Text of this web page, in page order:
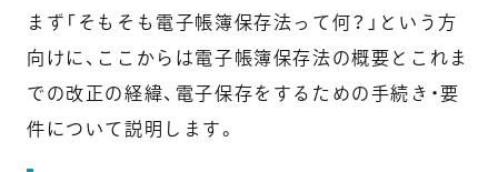
まず「そもそも電子帳簿保存法って何？」という方
向けに、ここからは電子帳簿保存法の概要とこれま
での改正の経緯、電子保存をするための手続き・要
件について説明します。